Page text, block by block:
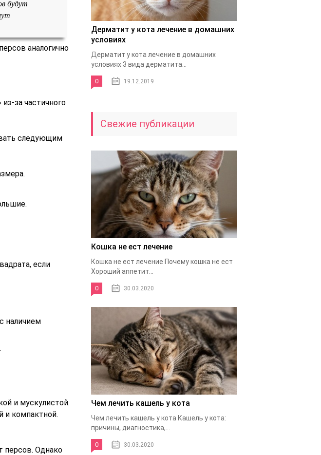
будут
аналогично
за частичного
следующим
если
наличием
и мускулистой.
и компактной.
персов. Однако
Дерматит у кота лечение в домашних
условиях
Дерматит у кота лечение в домашних
условиях 3 вида дерматита...
0 19.12.2019
Свежие публикации
Кошка не ест лечение
Кошка не ест лечение Почему кошка не ест
Хороший аппетит...
0 30.03.2020
Чем лечить кашель у кота
Чем лечить кашель у кота Кашель у кота:
причины, диагностика,...
0 30.03.2020